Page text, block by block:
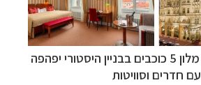
- מלון 5 כוכבים בבניין היסטורי יפהפה
עם חדרים וסוויטות